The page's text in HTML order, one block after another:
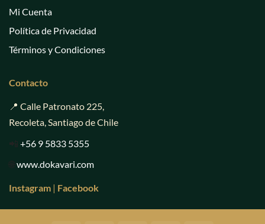
Mi Cuenta
Política de Privacidad
Términos y Condiciones
Contacto
📍 Calle Patronato 225,
Recoleta, Santiago de Chile
📲 +56 9 5833 5355
🌐www.dokavari.com
Instagram | Facebook